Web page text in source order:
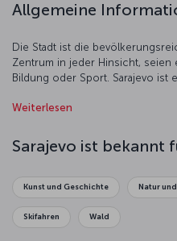
Allgemeine
Die Stadt ist die
Zentrum in jeder Hinsicht, seien
Bildung oder Sport. Sarajevo ist
Serben und Kroaten leben hier
finden.
Weiterlesen
Sarajevo ist bekannt
Kunst und Geschichte Natur
Skifahren Wald